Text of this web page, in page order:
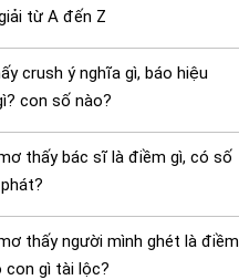
từ A đến Z
crush ý nghĩa gì, báo hiệu
con số nào?
thấy bác sĩ là điềm gì, có số
thấy người mình ghét là điềm
con gì tài lộc?